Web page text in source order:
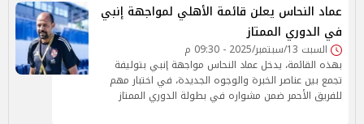
عماد النحاس يعلن قائمة الأهلي لمواجهة إنبي
في الدوري الممتاز
السبت 13/سبتمبر/2025 - 09:30 م
بهذه القائمة، يدخل عماد النحاس مواجهة إنبي بتوليفة
تجمع بين عناصر الخبرة والوجوه الجديدة، في اختبار مهم
للفريق الأحمر ضمن مشواره في بطولة الدوري الممتاز